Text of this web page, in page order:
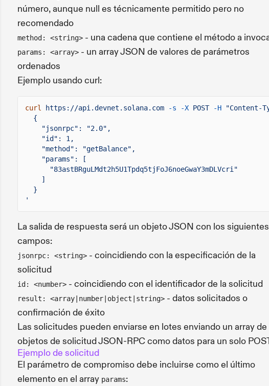
número, aunque null es técnicamente permitido pero no
recomendado
method: <string> - una cadena que contiene el método a
params: <array> - un array JSON de valores de parámetros
ordenados
Ejemplo usando curl:
curl https://api.devnet.solana.com -s -X POST -H "Content-
{
"jsonrpc": "2.0",
"id": 1,
"method": "getBalance",
"params": [
"83astBRguLMdt2h5U1Tpdq5tjFoJ6noeGwaY3mDLVcri"
]
}
'
La salida de respuesta será un objeto JSON con los siguientes
campos:
jsonrpc: <string> - coincidiendo con la especificación de la
solicitud
id: <number> - coincidiendo con el identificador de la solicitud
result: <array|number|object|string> - datos solicitados o
confirmación de éxito
Las solicitudes pueden enviarse en lotes enviando un array de
objetos de solicitud JSON-RPC como datos para un solo
Ejemplo de solicitud
El parámetro de compromiso debe incluirse como el último
elemento en el array params: